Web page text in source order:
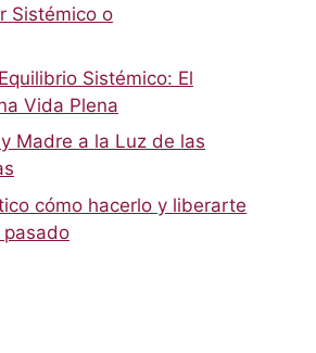
Sistémico o
Sistémico: El
Vida Plena
Madre a la Luz de las
cómo hacerlo y liberarte